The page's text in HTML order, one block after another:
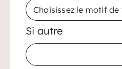
Si autre